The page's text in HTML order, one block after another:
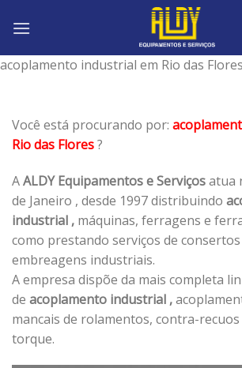
acoplamento industrial em Rio das Flores
Você está procurando por:
Rio das Flores?
AALDY Equipamentos e Serviçosatua
de Janeiro , desde 1997 distribuindo
industrial , máquinas, ferragens e
como prestando serviços de
embreagens industriais.
A empresa dispõe da mais completa
de acoplamento industrial ,
mancais de rolamentos, contra-
torque.